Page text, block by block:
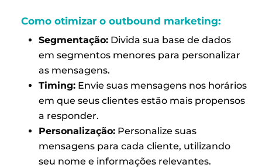
Como otimizar o outbound marketing:
Segmentação:Divida sua base de dados
em segmentos menores para personalizar
as mensagens.
Timing:Envie suas mensagens nos horários
em que seus clientes estão mais propensos
a responder.
Personalização:Personalize suas
mensagens para cada cliente, utilizando
seu nome e informações relevantes.